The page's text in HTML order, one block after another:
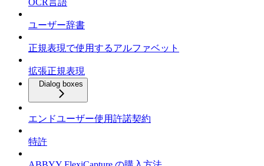
OCR言語
ユーザー辞書
正規表現で使用するアルファベット
拡張正規表現
Dialog boxes
エンドユーザー使用許諾契約
特許